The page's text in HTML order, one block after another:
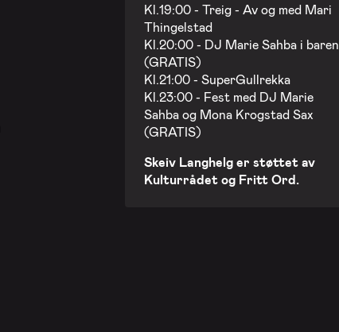
Kl.19:00 - Treig - Av og med Mari
Thingelstad
Kl.20:00 - DJ Marie Sahba i baren
(GRATIS)
Kl.21:00 - SuperGullrekka
Kl.23:00 - Fest med DJ Marie
Sahba og Mona Krogstad Sax
(GRATIS)
Skeiv Langhelg er støttet av
Kulturrådet og Fritt Ord.